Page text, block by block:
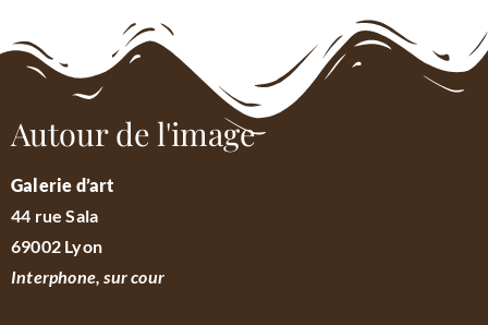
Autour de l'image
Galerie d’art
44 rue Sala
69002 Lyon
Interphone, sur cour